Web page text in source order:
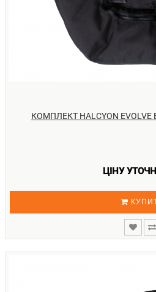
КОМПЛЕКТ HALCYON
ЦІНУ